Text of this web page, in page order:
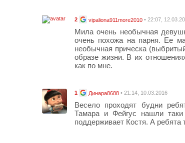
2 vipaliona911more2010 • 22:07,
Мила очень необычная
очень похожа на парня. Ее
необычная прическа
образе жизни. В их
как по мне.
1 Динара8688 • 21:14, 10.03.2016
Весело проходят будни
Тамара и Фейгус нашли
поддерживает Костя. А